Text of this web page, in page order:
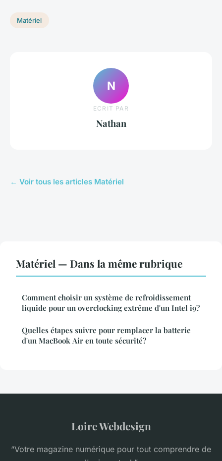
Matériel
N
ECRIT PAR
Nathan
← Voir tous les articles Matériel
Matériel — Dans la même rubrique
Comment choisir un système de refroidissement
liquide pour un overclocking extrême d'un Intel i9?
Quelles étapes suivre pour remplacer la batterie
d'un MacBook Air en toute sécurité?
Loire Webdesign
“Votre magazine numérique pour tout comprendre de